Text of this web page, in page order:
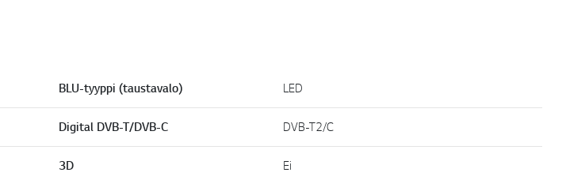
BLU-tyyppi (taustavalo) LED
Digital DVB-T/DVB-C DVB-T2/C
3D Ei